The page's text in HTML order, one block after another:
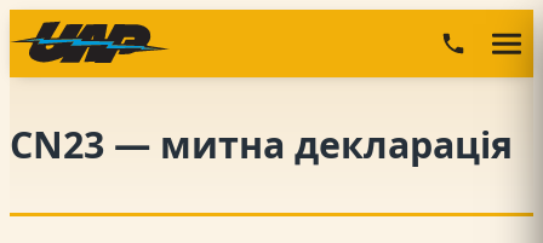
Skip
content
CN23 — митна декларація